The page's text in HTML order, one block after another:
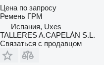
Цена по запросу
Ремень ГРМ
Испания, Uxes
TALLERES A.CAPELÁN S.L.
Связаться с продавцом